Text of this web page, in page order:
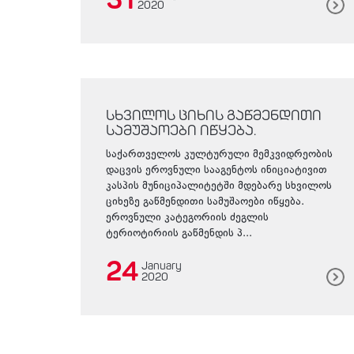
2020
სხვილოს ციხის გაწმენდითი
სამუშაოები იწყება.
საქართველოს კულტურული მემკვიდრეობის
დაცვის ეროვნული სააგენტოს ინიციატივით
კასპის მუნიციპალიტეტში მდებარე სხვილოს
ციხეზე გაწმენდითი სამუშაოები იწყება.
ეროვნული კატეგორიის ძეგლის
ტერიოტირიის გაწმენდის პ...
24 January
2020